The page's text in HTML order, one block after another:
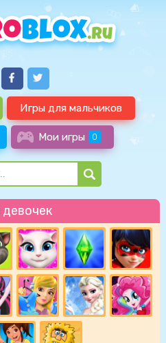
Игры для мальчиков
Мои игры 0